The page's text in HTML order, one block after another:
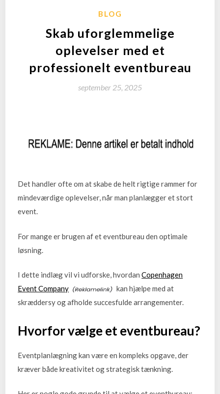
BLOG
Skab uforglemmelige
oplevelser med et
professionelt eventbureau
september 25, 2025
Det handler ofte om at skabe de helt rigtige rammer for
mindeværdige oplevelser, når man planlægger et stort
event.
For mange er brugen af et eventbureau den optimale
løsning.
I dette indlæg vil vi udforske, hvordanCopenhagen
Event Company
kan hjælpe med at
skræddersy og afholde succesfulde arrangementer.
Hvorfor vælge et eventbureau?
Eventplanlægning kan være en kompleks opgave, der
kræver både kreativitet og strategisk tænkning.